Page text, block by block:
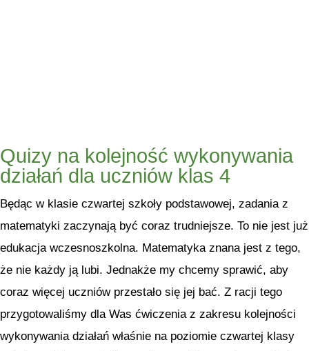
Quizy na kolejność wykonywania
działań dla uczniów klas 4
Będąc w klasie czwartej szkoły podstawowej, zadania z
matematyki zaczynają być coraz trudniejsze. To nie jest już
edukacja wczesnoszkolna. Matematyka znana jest z tego,
że nie każdy ją lubi. Jednakże my chcemy sprawić, aby
coraz więcej uczniów przestało się jej bać. Z racji tego
przygotowaliśmy dla Was ćwiczenia z zakresu kolejności
wykonywania działań właśnie na poziomie czwartej klasy